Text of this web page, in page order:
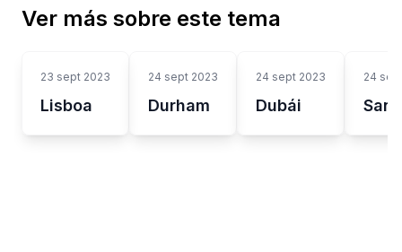
Ver más sobre este tema
23 sept 2023
Lisboa
24 sept 2023
Durham
24 sept 2023
Dubái
24